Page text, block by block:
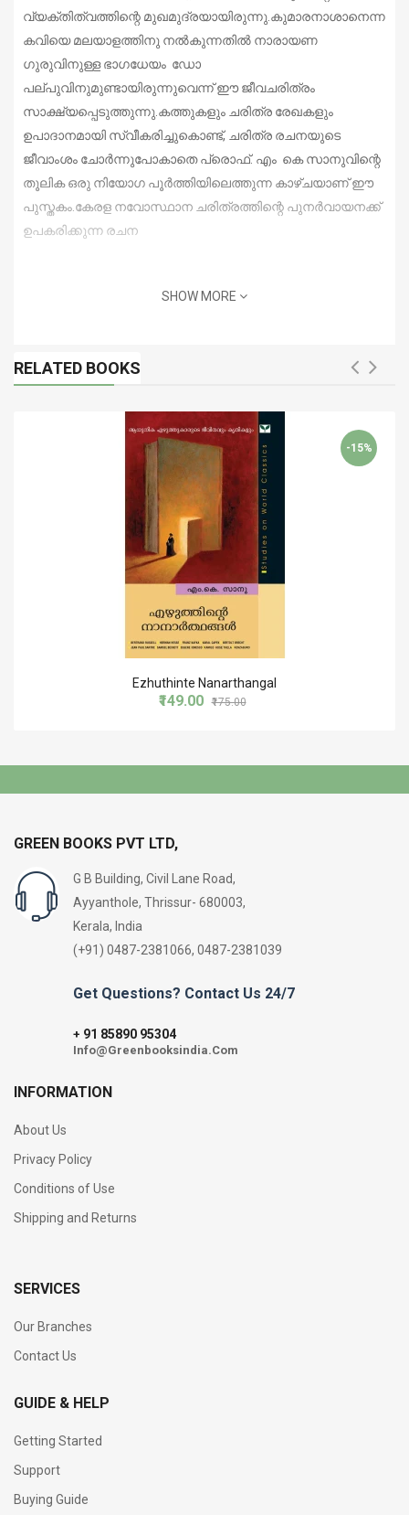
വ്യക്തിത്വത്തിന്റെ മുഖമുദ്രയായിരുന്നു.കുമാരനാശാനെന്ന
കവിയെ മലയാളത്തിനു നൽകുന്നതിൽ നാരായണ
ഗുരുവിനുള്ള ഭാഗധേയം ഡോ
പല്പുവിനുമുണ്ടായിരുന്നുവെന്ന് ഈ ജീവചരിത്രം
സാക്ഷ്യപ്പെടുത്തുന്നു.കത്തുകളും ചരിത്ര രേഖകളും
ഉപാദാനമായി സ്വീകരിച്ചുകൊണ്ട്, ചരിത്ര രചനയുടെ
ജീവാംശം ചോർന്നുപോകാതെ പ്രൊഫ്. എം കെ സാനുവിന്റെ
തൂലിക ഒരു നിയോഗ പൂർത്തിയിലെത്തുന്ന കാഴ്ചയാണ് ഈ
പുസ്തകം.കേരള നവോസ്ഥാന ചരിത്രത്തിന്റെ പുനർവായനക്ക്
ഉപകരിക്കുന്ന രചന
SHOW MORE
RELATED BOOKS
-15%
Ezhuthinte Nanarthangal
₹149.00 ₹175.00
GREEN BOOKS PVT LTD,
G B Building, Civil Lane Road,
Ayyanthole, Thrissur- 680003,
Kerala, India
(+91) 0487-2381066, 0487-2381039
Get Questions? Contact Us 24/7
+ 91 85890 95304
Info@Greenbooksindia.Com
INFORMATION
About Us
Privacy Policy
Conditions of Use
Shipping and Returns
SERVICES
Our Branches
Contact Us
GUIDE & HELP
Getting Started
Support
Buying Guide